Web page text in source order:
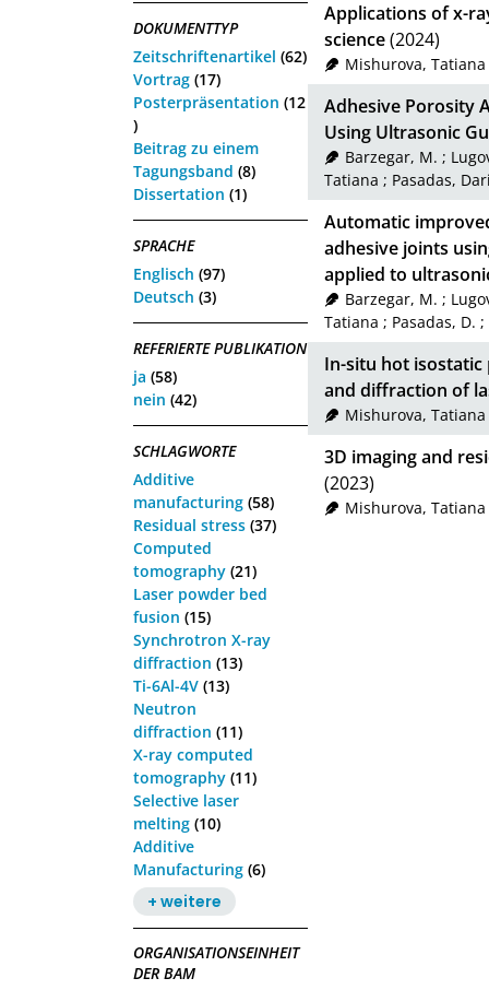
DOKUMENTTYP
Zeitschriftenartikel (62)
Vortrag (17)
Posterpräsentation (12
)
Beitrag zu einem
Tagungsband (8)
Dissertation (1)
SPRACHE
Englisch (97)
Deutsch (3)
REFERIERTE PUBLIKATION
ja (58)
nein (42)
SCHLAGWORTE
Additive
manufacturing (58)
Residual stress (37)
Computed
tomography (21)
Laser powder bed
fusion (15)
Synchrotron X-ray
diffraction (13)
Ti-6Al-4V (13)
Neutron
diffraction (11)
X-ray computed
tomography (11)
Selective laser
melting (10)
Additive
Manufacturing (6)
+ weitere
ORGANISATIONSEINHEIT
DER BAM
Applications of x-
science(2024)
Mishurova, Tatiana
Adhesive Porosity
Using Ultrasonic
Barzegar, M. ;
Tatiana ; Pasadas,
Automatic
adhesive joints
applied to
Barzegar, M. ;
Tatiana ; Pasadas, D. ;
In-situ hot
and diffraction of
Mishurova, Tatiana
3D imaging and
(2023)
Mishurova, Tatiana